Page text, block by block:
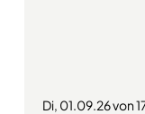
Di, 01.09.26 von